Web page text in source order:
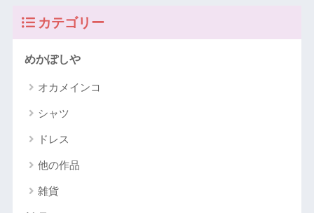
カテゴリー
めかぽしや
オカメインコ
シャツ
ドレス
他の作品
雑貨